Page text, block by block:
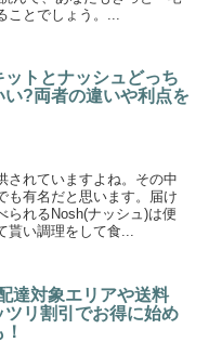
ことでしょう。...
ットとナッシュどっち
い?両者の違いや利点を
されていますよね。その中
も有名だと思います。届け
られるNosh(ナッシュ)は便
貰い調理をして食...
達対象エリアや送料
ツリ割引でお得に始め